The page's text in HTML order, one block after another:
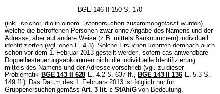
BGE 146 II 150 S. 170
(inkl. solcher, die in einem Listenersuchen zusammengefasst wurden),
welche die betroffenen Personen zwar ohne Angabe des Namens und der
Adresse, aber auf andere Weise (z.B. mittels Banknummern) individuell
identifizierten (vgl. oben E. 4.3). Solche Ersuchen konnten demnach auch
schon vor dem 1. Februar 2013 gestellt werden, sofern das anwendbare
Doppelbesteuerungsabkommen nicht die individuelle Identifizierung
mittels des Namens und der Adresse vorschrieb (vgl. zu dieser
Problematik BGE 143 II 628 E. 4.2 S. 637 ff., BGE 143 II 136 E. 5.3 S.
149 ff.). Das Datum des 1. Februars 2013 ist folglich nur für
Gruppenersuchen gemäss Art. 3 lit. c StAhiG von Bedeutung.